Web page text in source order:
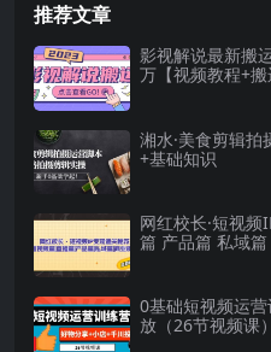
推荐文章
影视解说最新搬
万【视频教程+搬
湘水·美食剪辑
+基础知识
网红校长·短视
篇 产品篇 私域
0基础短视频运
放（26节视频课）